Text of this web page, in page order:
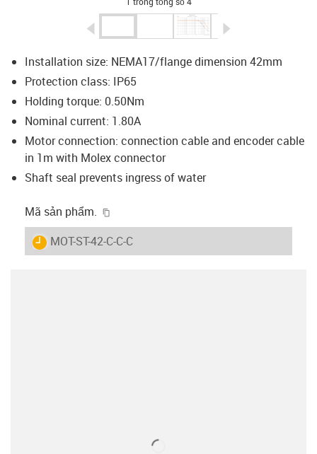
Installation size: NEMA17/flange dimension 42mm
Protection class: IP65
Holding torque: 0.50Nm
Nominal current: 1.80A
Motor connection: connection cable and encoder cable
in 1m with Molex connector
Shaft seal prevents ingress of water
Mã sản phẩm.
igus-icon-lieferzeit
MOT-ST-42-C-C-C